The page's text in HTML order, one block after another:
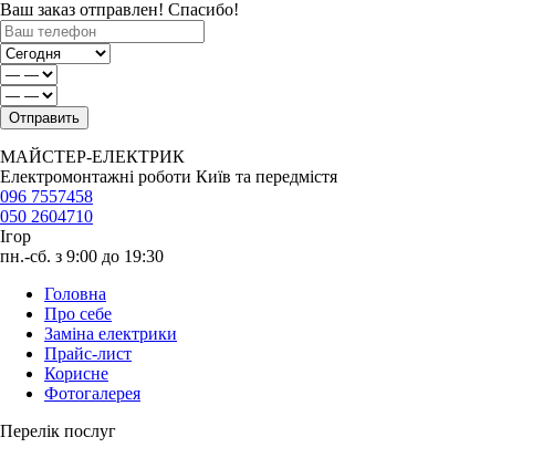
Ваш заказ отправлен! Спасибо!
МАЙСТЕР-ЕЛЕКТРИК
Електромонтажні роботи Київ та передмістя
096 7557458
050 2604710
Ігор
пн.-сб. з 9:00 до 19:30
Головна
Про себе
Заміна електрики
Прайс-лист
Корисне
Фотогалерея
Перелік послуг